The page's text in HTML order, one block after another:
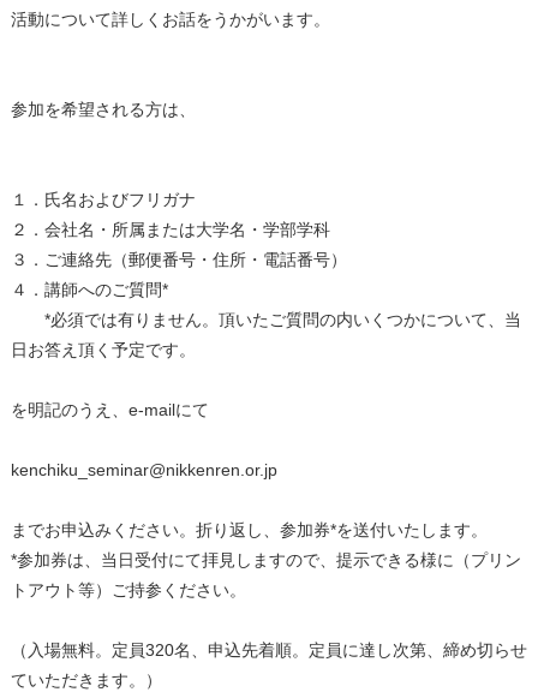
活動について詳しくお話をうかがいます。
参加を希望される方は、
１．氏名およびフリガナ
２．会社名・所属または大学名・学部学科
３．ご連絡先（郵便番号・住所・電話番号）
４．講師へのご質問*
*必須では有りません。頂いたご質問の内いくつかについて、当
日お答え頂く予定です。
を明記のうえ、e-mailにて
kenchiku_seminar@nikkenren.or.jp
までお申込みください。折り返し、参加券*を送付いたします。
*参加券は、当日受付にて拝見しますので、提示できる様に（プリン
トアウト等）ご持参ください。
（入場無料。定員320名、申込先着順。定員に達し次第、締め切らせ
ていただきます。）